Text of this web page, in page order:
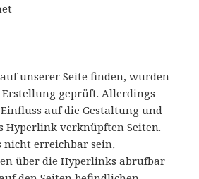
unserer Seite finden, wurden
geprüft. Allerdings
auf die Gestaltung und
verknüpften Seiten.
nicht erreichbar sein,
über die Hyperlinks abrufbar